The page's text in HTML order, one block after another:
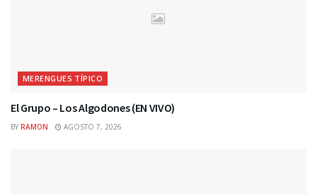
MERENGUES TÍPICO
El Grupo – Los Algodones (EN VIVO)
BY RAMON AGOSTO 7, 2026